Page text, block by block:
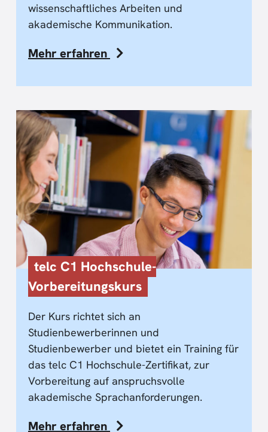
wissenschaftliches Arbeiten und
akademische Kommunikation.
Mehr erfahren
telc C1 Hochschule-
Vorbereitungskurs
Der Kurs richtet sich an
Studienbewerberinnen und
Studienbewerber und bietet ein Training für
das telc C1 Hochschule-Zertifikat, zur
Vorbereitung auf anspruchsvolle
akademische Sprachanforderungen.
Mehr erfahren